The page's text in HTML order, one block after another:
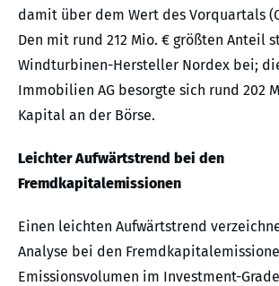
damit über dem Wert des Vorquartals
Den mit rund 212 Mio. € größten Anteil
Windturbinen-Hersteller Nordex bei;
Immobilien AG besorgte sich rund 202
Kapital an der Börse.
Leichter Aufwärtstrend bei den
Fremdkapitalemissionen
Einen leichten Aufwärtstrend
Analyse bei den
Emissionsvolumen im Investment-